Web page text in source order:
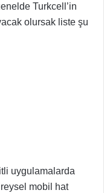
Turkcell’in
olursak liste şu
uygulamalarda
mobil hat